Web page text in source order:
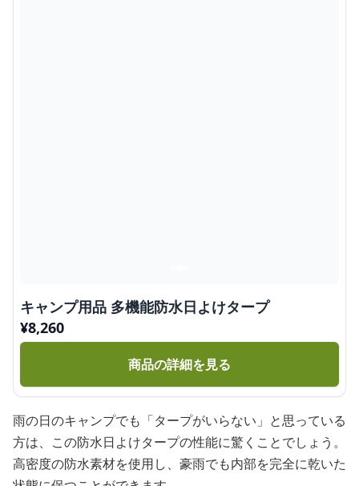
キャンプ用品 多機能防水日よけタープ
¥8,260
商品の詳細を見る
雨の日のキャンプでも「タープがいらない」と思っている
方は、この防水日よけタープの性能に驚くことでしょう。
高密度の防水素材を使用し、豪雨でも内部を完全に乾いた